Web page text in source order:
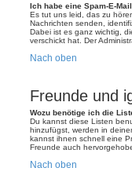
Ich habe eine Spam-E-
Es tut uns leid, das zu
Nachrichten senden,
Dabei ist es ganz wichtig,
verschickt hat. Der
Nach oben
Freunde und
Wozu benötige ich die
Du kannst diese Listen
hinzufügst, werden in
kannst ihnen schnell eine
Freunde auch
Nach oben